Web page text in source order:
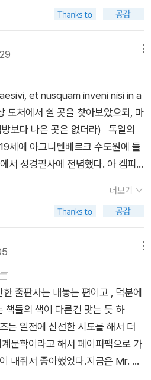
권으로 된 <프리즌호텔>이란 책
면서 놀라움을 금치 못하고 있다.
니다. 어쩌면 내가 나이를 더 먹어
, 한 권씩 울프의 책을 모으는 재미
면서 다음 책은 <델러웨이 부인>
느 순간 <등대로>를 집어들 지도
건, 짜릿한 느낌이다. 어슐러 K. 르
소설들을 볼 때 에세이도 재미있을
억지를 부리지 않고 담담하게 쓰면
도 기대하고 있다. <소년탐정
권씩 꾸준히 사모으고 있다. 한 권
32권인가를 다 사는 건 부담이긴
내가 워낙 좋아하는 거라 일단 하
한두 권씩만 사고 있다. 만화책이
어지는 류의 것이라, 조심해서, 한
업무적으로 필요해서 모아 읽고 있
도 부엌 아일랜드 탁자 위에 여러
몰아서 읽어야 하지 않을까 싶다. *
의 말이나 행동 외모, 뭐가 됐든 거
일것이다. 내가 가진 환상, 내가
그것이 사라지고 내가 씁쓸해한
라 요구한 적도, 실망하라 요구한
도 사업 덕에 부유한 '포레스터 대
'포레스터 부인'과 함께 여름철이
머무른다. 집 앞의 습지나 숲에서
터 부인에게 허락을 받아야 했는
풍을 가면서 포레스터 부인을 마주
인은 젋고 상냥했고 밝고 환했으며
삼촌 덕에 포레스터 부인과 친하
레스터 부인을 특별하다 생각하는
자기가 생각하던 그 사람이 아니라
그라들고 환상은 깨진다. 포레스터
없게 되고 가진 돈도 잃게 되었을
내고 돌봄노동과 가사노동을 온전
을 때, 포레스터 부인은 점차로 힘
이렇게 사는 걸로 만족하지 않겠
씨간격과 줄간격으로 악명과 동시
내려쓰기 두 줄로 빽빽했던 정음사
현대한국문학전집 같은 불멸의 시
도 열린책들의 조판에 부담을 느끼
구문화사. 정말 불멸의 문학전집을
했단 겁니다) 말이 길어집니다. 역
어본 책들만 대상으로 쓰겠습니다.
에 삼중당 문고판으로 읽었고, <
책으로 읽어 대단한 작품입니다만
다.시작하겠습니다. 가나다 순서로
1/2 장으로 쓴 세계역사> 여권
주에 탑승한 임종벌레와 눈치보며
입을 통해 서양 역사의 중요 변곡점
작. 반스의 다양한 시도는 입에 침
지 않다. 그의 작품은 눈에 띄는대
페레스 로베르테, <검의 대가
새 넘쳐나는 활극하고 비교하면
인 검술의 대가들이 플뢰레 검을
가히 일품. 시간 죽이기에 더없이
영광> 오역의 대표적
et nusquam inveni nisi in a
처에서 쉴 곳을 찾아보았으되, 마
보다 나은 곳은 없더라) 독일의
세에 아그니텐베르크 수도원에 들
서 성경필사에 전념했다. 아 켐피
1권 서문 마지막에 인용되기도 했
로)는 아 켐피스를 모방의 도사라
름다운 필체로 평가받고 있다.
로 쓰는 글자’가 아니라 ‘손으
명상’ 그 자체다. 독서도 마찬가
가 아니다. 눈으로 하는 명상이다.
하고 침침하지만, 마음은 편안해진
면서 눈에 활자가 보일 정도로 약
책을 읽는다면 잠시나마 하루 동안
켐피스는 성경을 필사하는 생활을
더보기
출판사는 내놓는 편이고 , 덕분에
책들의 색이 다른건 맞는 듯 하
는 일전에 신선한 시도를 해서 더
문학이라고 해서 페이퍼팩으로 가
내줘서 좋아했었다.지금은 Mr. Kn